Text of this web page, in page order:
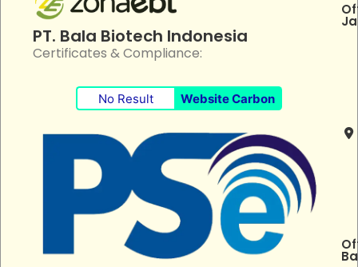
PT. Bala Biotech Indonesia
Certificates & Compliance:
No Result Website Carbon